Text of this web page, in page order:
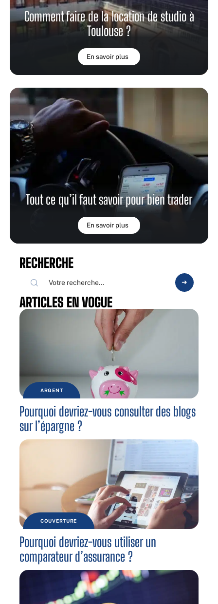
Comment faire de la location de studio à
Toulouse ?
En savoir plus
Tout ce qu’il faut savoir pour bien trader
En savoir plus
RECHERCHE
ARTICLES EN VOGUE
ARGENT
Pourquoi devriez-vous consulter des blogs
sur l’épargne ?
COUVERTURE
Pourquoi devriez-vous utiliser un
comparateur d’assurance ?